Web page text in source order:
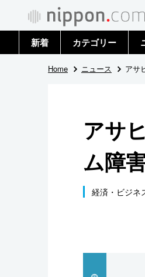
新着 カテゴリー
政治・外交
国際
文化
Home ニュース アサ
アサ
ム障
経済・ビジネ